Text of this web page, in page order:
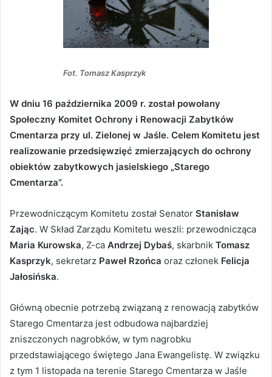
Fot. Tomasz Kasprzyk
W dniu 16 października 2009 r. został powołany
Społeczny Komitet Ochrony i Renowacji Zabytków
Cmentarza przy ul. Zielonej w Jaśle. Celem Komitetu jest
realizowanie przedsięwzięć zmierzających do ochrony
obiektów zabytkowych jasielskiego „Starego
Cmentarza”.
Przewodniczącym Komitetu został Senator Stanisław
Zając. W Skład Zarządu Komitetu weszli: przewodnicząca
Maria Kurowska, Z-ca Andrzej Dybaś, skarbnik Tomasz
Kasprzyk, sekretarz Paweł Rzońca oraz członek Felicja
Jałosińska.
Główną obecnie potrzebą związaną z renowacją zabytków
Starego Cmentarza jest odbudowa najbardziej
zniszczonych nagrobków, w tym nagrobku
przedstawiającego świętego Jana Ewangelistę. W związku
z tym 1 listopada na terenie Starego Cmentarza w Jaśle